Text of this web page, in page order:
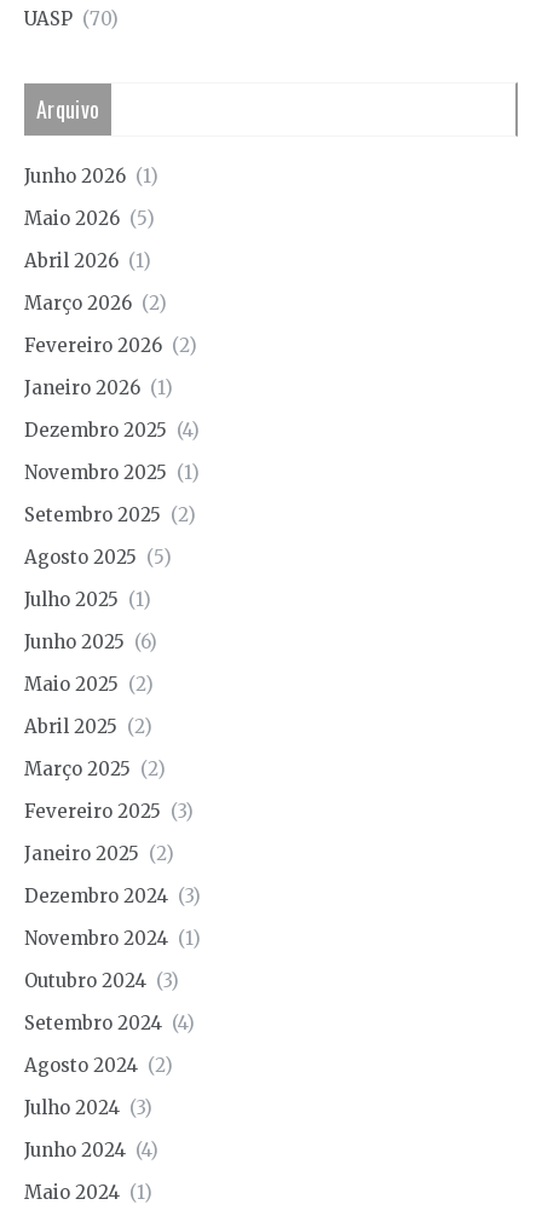
UASP (70)
Arquivo
Junho 2026 (1)
Maio 2026 (5)
Abril 2026 (1)
Março 2026 (2)
Fevereiro 2026 (2)
Janeiro 2026 (1)
Dezembro 2025 (4)
Novembro 2025 (1)
Setembro 2025 (2)
Agosto 2025 (5)
Julho 2025 (1)
Junho 2025 (6)
Maio 2025 (2)
Abril 2025 (2)
Março 2025 (2)
Fevereiro 2025 (3)
Janeiro 2025 (2)
Dezembro 2024 (3)
Novembro 2024 (1)
Outubro 2024 (3)
Setembro 2024 (4)
Agosto 2024 (2)
Julho 2024 (3)
Junho 2024 (4)
Maio 2024 (1)